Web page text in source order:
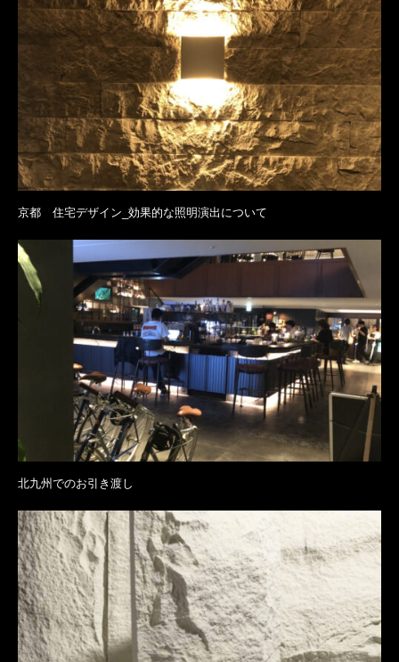
京都 住宅デザイン_効果的な照明演出について
北九州でのお引き渡し